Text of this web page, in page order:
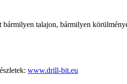
talajon, bármilyen
www.drill-bit.eu